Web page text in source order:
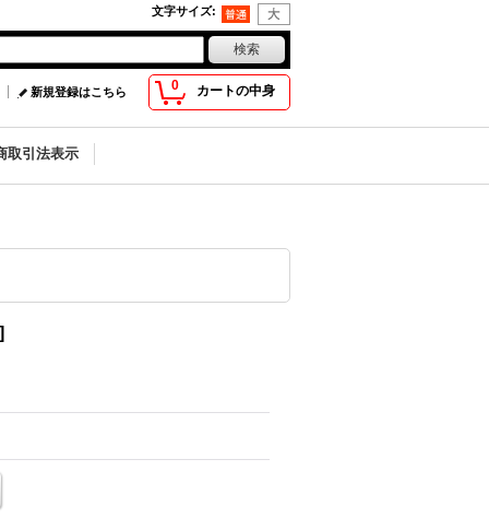
文字サイズ:
0 カートの中身
新規登録はこちら
取引法表示
]